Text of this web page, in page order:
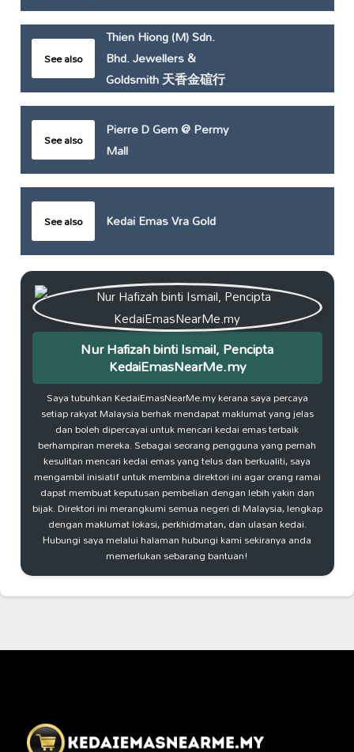
See also
Thien Hiong (M) Sdn.
Bhd. Jewellers &
Goldsmith 天香金碹行
See also
Pierre D Gem @ Permy
Mall
See also Kedai Emas Vra Gold
Nur Hafizah binti Ismail, Pencipta
KedaiEmasNearMe.my
Saya tubuhkan KedaiEmasNearMe.my kerana saya percaya
setiap rakyat Malaysia berhak mendapat maklumat yang jelas
dan boleh dipercayai untuk mencari kedai emas terbaik
berhampiran mereka. Sebagai seorang pengguna yang pernah
kesulitan mencari kedai emas yang telus dan berkualiti, saya
mengambil inisiatif untuk membina direktori ini agar orang ramai
dapat membuat keputusan pembelian dengan lebih yakin dan
bijak. Direktori ini merangkumi semua negeri di Malaysia, lengkap
dengan maklumat lokasi, perkhidmatan, dan ulasan kedai.
Hubungi saya melalui halaman hubungi kami sekiranya anda
memerlukan sebarang bantuan!